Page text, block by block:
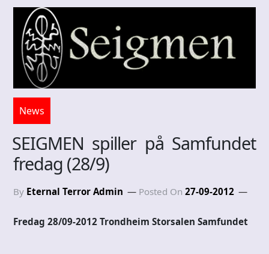
News
SEIGMEN spiller på Samfundet
fredag (28/9)
By Eternal Terror Admin Posted On 27-09-2012
Fredag 28/09-2012 Trondheim Storsalen Samfundet